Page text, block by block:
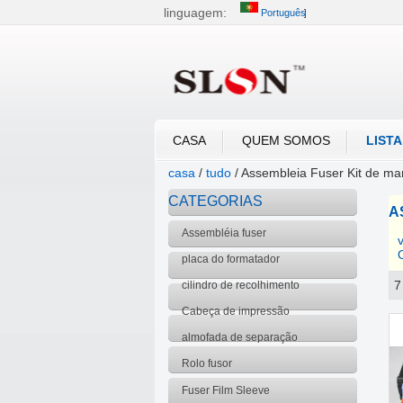
linguagem: Português
CASA QUEM SOMOS
casa / tudo /Assembleia Fuser Kit de
CATEGORIAS
Assembléia fuser
placa do formatador
cilindro de recolhimento
Cabeça de impressão
almofada de separação
Rolo fusor
Fuser Film Sleeve